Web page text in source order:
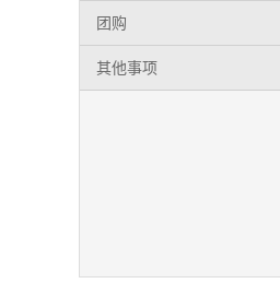
团购
其他事项